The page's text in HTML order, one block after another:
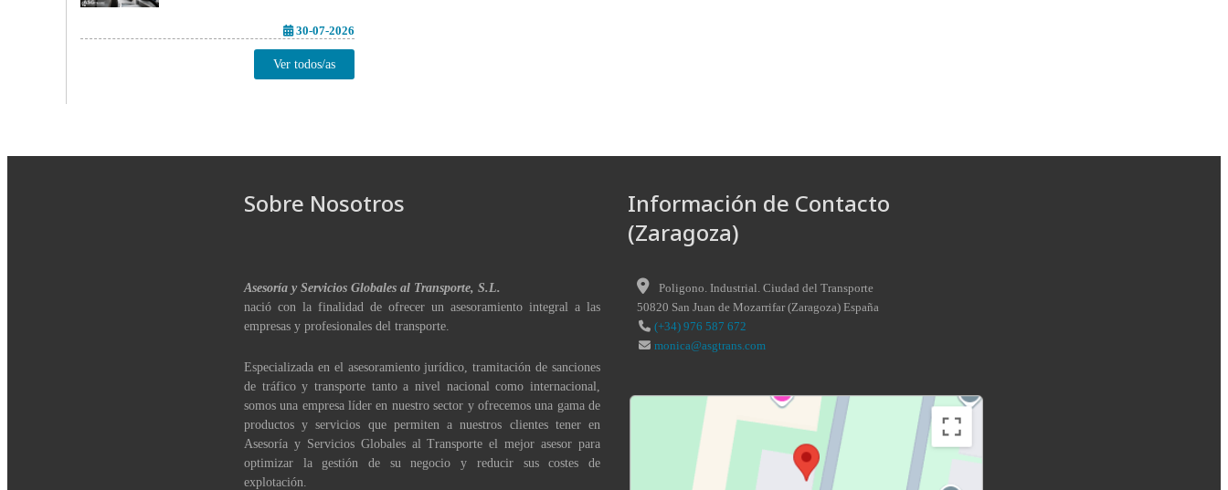
30-07-2026
Ver todos/as
Sobre Nosotros
Asesoría y Servicios Globales al Transporte, S.L.
nació con la finalidad de ofrecer un asesoramiento integral a las
empresas y profesionales del transporte.
Especializada en el asesoramiento jurídico, tramitación de sanciones
de tráfico y transporte tanto a nivel nacional como internacional,
somos una empresa líder en nuestro sector y ofrecemos una gama de
productos y servicios que permiten a nuestros clientes tener en
Asesoría y Servicios Globales al Transporte el mejor asesor para
optimizar la gestión de su negocio y reducir sus costes de
explotación.
Información de Contacto
(Zaragoza)
Poligono. Industrial. Ciudad del Transporte
50820 San Juan de Mozarrifar(Zaragoza) España
(+34) 976 587 672
monica@asgtrans.com